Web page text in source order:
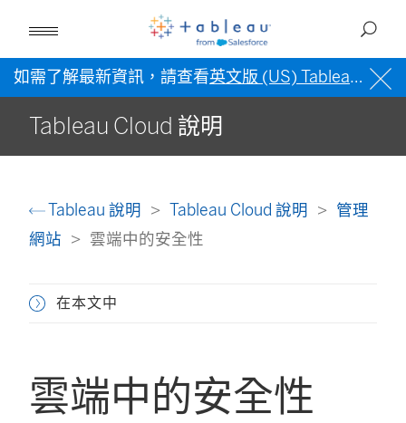
如需了解最新資訊，請查看英文版 (US) Tableau 說明
Tableau Cloud 說明
Tableau 說明 Tableau Cloud 說明
管理
網站
雲端中的安全性
在本文中
雲端中的安全性